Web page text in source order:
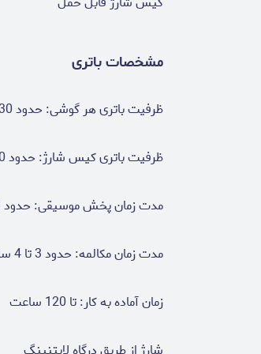
مشخصات باتری
ظرفیت باتری هر گوشی: حدود 30 میلی‌آمپر ساعت
ظرفیت باتری کیس شارژ: حدود 300 میلی‌آمپر ساعت
مدت زمان پخش موسیقی: حدود 3 تا 4 ساعت
مدت زمان مکالمه: حدود 3 تا 4 ساعت
زمان آماده به کار: تا 120 ساعت